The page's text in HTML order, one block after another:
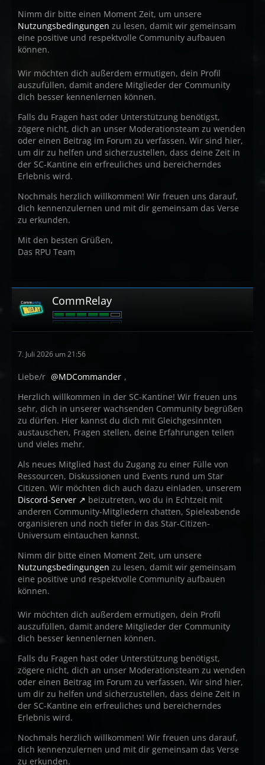
Nimm dir bitte einen Moment Zeit, um unsere
Nutzungsbedingungen zu lesen, damit wir gemeinsam
eine positive und respektvolle Community aufbauen
können.
Wir möchten dich außerdem ermutigen, dein Profil
auszufüllen, damit andere Mitglieder der Community
dich besser kennenlernen können.
Falls du Fragen hast oder Unterstützung benötigst,
zögere nicht, dich an unser Moderationsteam zu wenden
oder einen Beitrag im Forum zu verfassen. Wir sind hier,
um dir zu helfen und sicherzustellen, dass deine Zeit in
der SC-Kantine ein erfreuliches und bereicherndes
Erlebnis wird.
Nochmals herzlich willkommen! Wir freuen uns darauf,
dich kennenzulernen und mit dir gemeinsam das Verse
zu erkunden.
Mit den besten Grüßen,
Das RPU Team
CommRelay
7. Juli 2026 um 21:56
Liebe/r MDCommander ,
Herzlich willkommen in der SC-Kantine! Wir freuen uns
sehr, dich in unserer wachsenden Community begrüßen
zu dürfen. Hier kannst du dich mit Gleichgesinnten
austauschen, Fragen stellen, deine Erfahrungen teilen
und vieles mehr.
Als neues Mitglied hast du Zugang zu einer Fülle von
Ressourcen, Diskussionen und Events rund um Star
Citizen. Wir möchten dich auch dazu einladen, unserem
Discord-Server
beizutreten, wo du in Echtzeit mit
anderen Community-Mitgliedern chatten, Spieleabende
organisieren und noch tiefer in das Star-Citizen-
Universum eintauchen kannst.
Nimm dir bitte einen Moment Zeit, um unsere
Nutzungsbedingungen zu lesen, damit wir gemeinsam
eine positive und respektvolle Community aufbauen
können.
Wir möchten dich außerdem ermutigen, dein Profil
auszufüllen, damit andere Mitglieder der Community
dich besser kennenlernen können.
Falls du Fragen hast oder Unterstützung benötigst,
zögere nicht, dich an unser Moderationsteam zu wenden
oder einen Beitrag im Forum zu verfassen. Wir sind hier,
um dir zu helfen und sicherzustellen, dass deine Zeit in
der SC-Kantine ein erfreuliches und bereicherndes
Erlebnis wird.
Nochmals herzlich willkommen! Wir freuen uns darauf,
dich kennenzulernen und mit dir gemeinsam das Verse
zu erkunden.